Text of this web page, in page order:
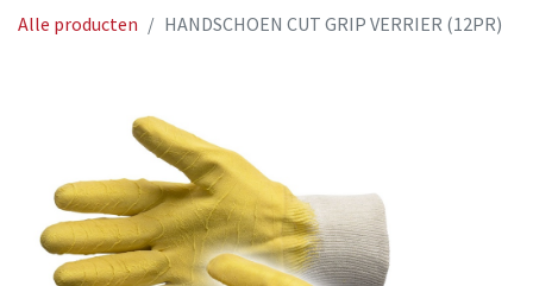
Alle producten HANDSCHOEN CUT GRIP VERRIER (12PR)